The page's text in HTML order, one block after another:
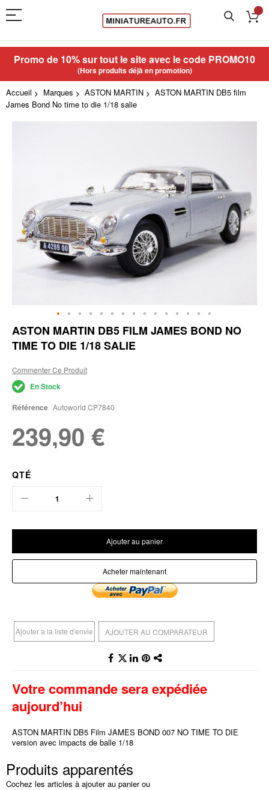
Promo de 10% sur tout le site avec le code PROMO10
(Hors produits déjà en promotion)
Accueil Marques ASTON MARTIN
ASTON MARTIN DB5 film
James Bond No time to die 1/18 salie
Skip
to
the
of
the
images
ASTON MARTIN DB5 FILM JAMES BOND NO
TIME TO DIE 1/18 SALIE
Commenter Ce Produit
En Stock
Référence Autoworld CP7840
239,90 €
QTÉ
Ajouter au panier
Acheter maintenant
Ajouter a la liste d'envie AJOUTER AU COMPARATEUR
Votre commande sera expédiée
aujourd’hui
ASTON MARTIN DB5 Film JAMES BOND 007 NO TIME TO DIE
version avec impacts de balle 1/18
Produits apparentés
Cochez les articles à ajouter au panier ou